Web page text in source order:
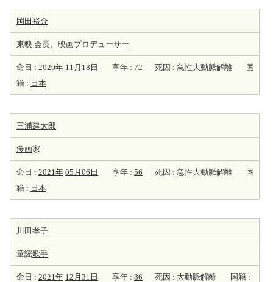
岡田裕介
東映 会長、映画プロデューサー
命日 : 2020年 11月18日 享年 : 72 死因 : 急性大動脈解離
国
籍 : 日本
三浦建太郎
漫画家
命日 : 2021年 05月06日 享年 : 56 死因 : 急性大動脈解離
国
籍 : 日本
川田孝子
童謡歌手
命日 : 2021年 12月31日 享年 : 86 死因 : 大動脈解離
国籍 :